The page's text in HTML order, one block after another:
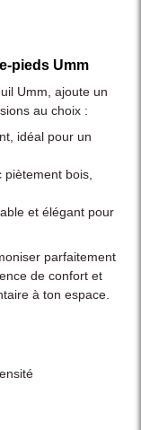
pieds Umm
Umm, ajoute un
au choix :
idéal pour un
bois,
et élégant pour
parfaitement
de confort et
à ton espace.